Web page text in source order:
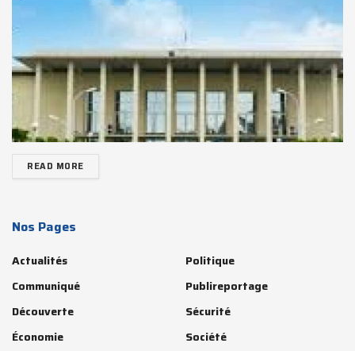
READ MORE
Nos Pages
Actualités
Communiqué
Découverte
Économie
Politique
Publireportage
Sécurité
Société